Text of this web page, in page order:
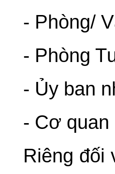
- Phòng/
- Phòng
- Ủy ban
- Cơ quan
Riêng đối